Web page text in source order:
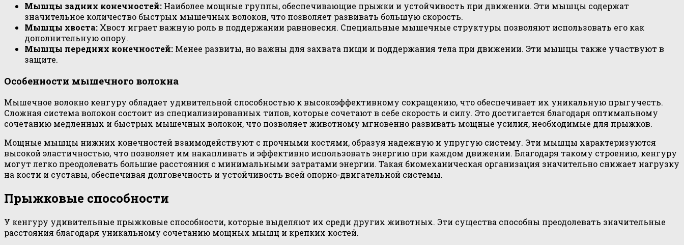
Мышцы задних конечностей: Наиболее мощные группы, обеспечивающие прыжки и устойчивость при движении. Эти мышцы содержат
значительное количество быстрых мышечных волокон, что позволяет развивать большую скорость.
Мышцы хвоста: Хвост играет важную роль в поддержании равновесия. Специальные мышечные структуры позволяют использовать его как
дополнительную опору.
Мышцы передних конечностей: Менее развиты, но важны для захвата пищи и поддержания тела при движении. Эти мышцы также участвуют в
защите.
Особенности мышечного волокна
Мышечное волокно кенгуру обладает удивительной способностью к высокоэффективному сокращению, что обеспечивает их уникальную прыгучесть.
Сложная система волокон состоит из специализированных типов, которые сочетают в себе скорость и силу. Это достигается благодаря оптимальному
сочетанию медленных и быстрых мышечных волокон, что позволяет животному мгновенно развивать мощные усилия, необходимые для прыжков.
Мощные мышцы нижних конечностей взаимодействуют с прочными костями, образуя надежную и упругую систему. Эти мышцы характеризуются
высокой эластичностью, что позволяет им накапливать и эффективно использовать энергию при каждом движении. Благодаря такому строению, кенгуру
могут легко преодолевать большие расстояния с минимальными затратами энергии. Такая биомеханическая организация значительно снижает нагрузку
на кости и суставы, обеспечивая долговечность и устойчивость всей опорно-двигательной системы.
Прыжковые способности
У кенгуру удивительные прыжковые способности, которые выделяют их среди других животных. Эти существа способны преодолевать значительные
расстояния благодаря уникальному сочетанию мощных мышц и крепких костей.